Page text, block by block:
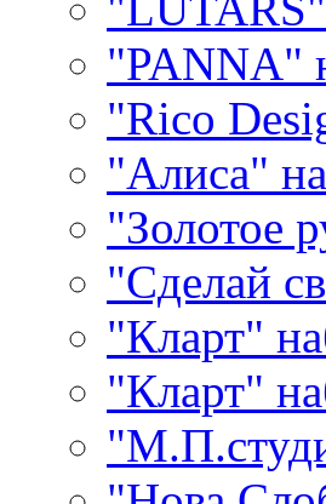
"PANNA"
"Rico
"Алиса"
"Золотое
"Сделай
"Кларт"
"Кларт"